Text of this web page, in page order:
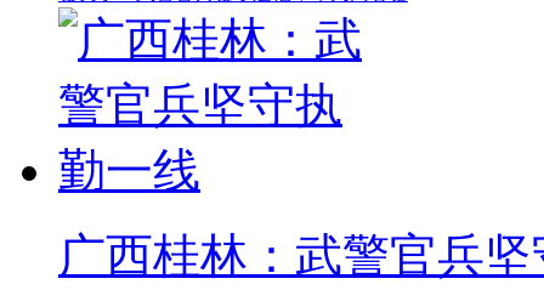
广西桂林：武警官兵